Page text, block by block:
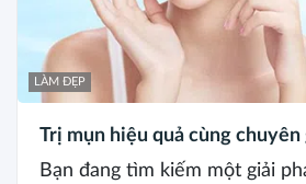
LÀM ĐẸP
Trị mụn hiệu quả cùng
Bạn đang tìm kiếm một giải